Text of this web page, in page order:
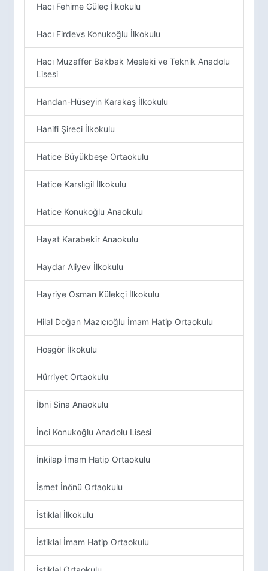
Hacı Fehime Güleç İlkokulu
Hacı Firdevs Konukoğlu İlkokulu
Hacı Muzaffer Bakbak Mesleki ve Teknik Anadolu
Lisesi
Handan-Hüseyin Karakaş İlkokulu
Hanifi Şireci İlkokulu
Hatice Büyükbeşe Ortaokulu
Hatice Karslıgil İlkokulu
Hatice Konukoğlu Anaokulu
Hayat Karabekir Anaokulu
Haydar Aliyev İlkokulu
Hayriye Osman Külekçi İlkokulu
Hilal Doğan Mazıcıoğlu İmam Hatip Ortaokulu
Hoşgör İlkokulu
Hürriyet Ortaokulu
İbni Sina Anaokulu
İnci Konukoğlu Anadolu Lisesi
İnkilap İmam Hatip Ortaokulu
İsmet İnönü Ortaokulu
İstiklal İlkokulu
İstiklal İmam Hatip Ortaokulu